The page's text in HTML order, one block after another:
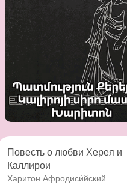
Повесть о любви Херея и
Каллирои
Харитон Афродиси́йский